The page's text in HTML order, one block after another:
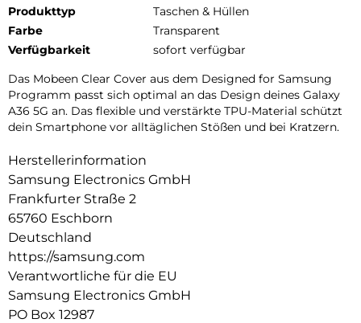
Produkttyp
Taschen & Hüllen
Farbe
Transparent
Verfügbarkeit
sofort verfügbar
Das Mobeen Clear Cover aus dem Designed for Samsung
Programm passt sich optimal an das Design deines Galaxy
A36 5G an. Das flexible und verstärkte TPU-Material schützt
dein Smartphone vor alltäglichen Stößen und bei Kratzern.
Herstellerinformation
Samsung Electronics GmbH
Frankfurter Straße 2
65760 Eschborn
Deutschland
https://samsung.com
Verantwortliche für die EU
Samsung Electronics GmbH
PO Box 12987